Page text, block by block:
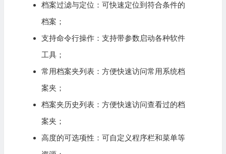
档案过滤与定位：可快速定位到符合条件的
档案；
支持命令行操作：支持带参数启动各种软件
工具；
常用档案夹列表：方便快速访问常用系统档
案夹；
档案夹历史列表：方便快速访问查看过的档
案夹；
高度的可选项性：可自定义程序栏和菜单等